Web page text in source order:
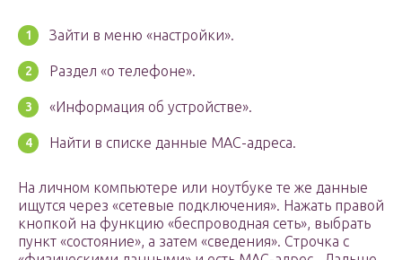
Зайти в меню «настройки».
Раздел «о телефоне».
«Информация об устройстве».
Найти в списке данные MAC-адреса.
На личном компьютере или ноутбуке те же данные
ищутся через «сетевые подключения». Нажать правой
кнопкой на функцию «беспроводная сеть», выбрать
пункт «состояние», а затем «сведения». Строчка с